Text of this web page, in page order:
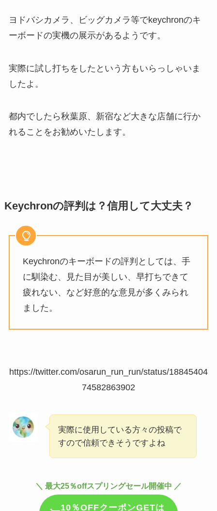
ヨドバシカメラ、ビッグカメラ等でkeychronのキ
ーボードの実機の展示があるようです。
実際に試し打ちをしたという方もいらっしゃいま
したよ。
都内でしたら秋葉原、新宿など大きな店舗に行か
れることをお勧めいたします。
Keychronの評判は？信用して大丈夫？
Keychronのキーボードの評判としては、手
に馴染む、見た目が美しい、早打ちできて
疲れない、など好意的な意見が多くみられ
ました。
https://twitter.com/osarun_run_run/status/18845404
74582863902
実際に使用している方々の投稿で
すので信頼できそうですよね
＼ 最大25％offスプリングセール開催中 ／
10％OFFクーポンGETは